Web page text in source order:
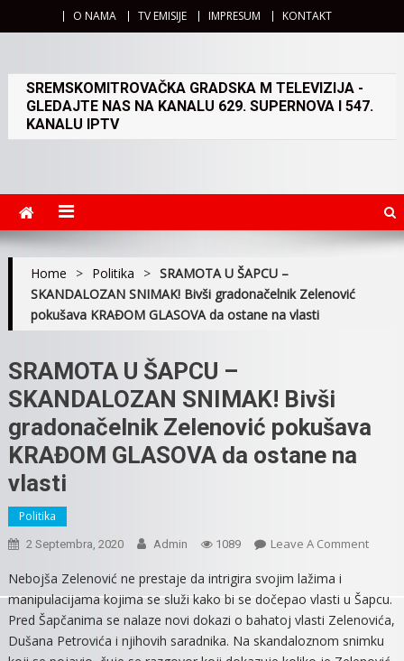
O NAMA TV EMISIJE IMPRESUM KONTAKT
SREMSKOMITROVAČKA GRADSKA M TELEVIZIJA -
GLEDAJTE NAS NA KANALU 629. SUPERNOVA I 547.
KANALU IPTV
Home > Politika > SRAMOTA U ŠAPCU –
SKANDALOZAN SNIMAK! Bivši gradonačelnik Zelenović
pokušava KRAĐOM GLASOVA da ostane na vlasti
SRAMOTA U ŠAPCU –
SKANDALOZAN SNIMAK! Bivši
gradonačelnik Zelenović pokušava
KRAĐOM GLASOVA da ostane na
vlasti
Politika
2 Septembra, 2020 Admin 1089 Leave A CommentOn
ŠAPCU
–
Nebojša Zelenović ne prestaje da intrigira svojim lažima i
manipulacijama kojima se služi kako bi se dočepao vlasti u Šapcu.
Pred Šapčanima se nalaze novi dokazi o bahatoj vlasti Zelenovića,
Dušana Petrovića i njihovih saradnika. Na skandaloznom snimku